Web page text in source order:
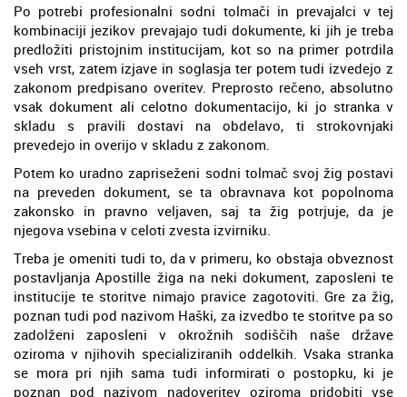
Po potrebi profesionalni sodni tolmači in prevajalci v tej
kombinaciji jezikov prevajajo tudi dokumente, ki jih je treba
predložiti pristojnim institucijam, kot so na primer potrdila
vseh vrst, zatem izjave in soglasja ter potem tudi izvedejo z
zakonom predpisano overitev. Preprosto rečeno, absolutno
vsak dokument ali celotno dokumentacijo, ki jo stranka v
skladu s pravili dostavi na obdelavo, ti strokovnjaki
prevedejo in overijo v skladu z zakonom.
Potem ko uradno zapriseženi sodni tolmač svoj žig postavi
na preveden dokument, se ta obravnava kot popolnoma
zakonsko in pravno veljaven, saj ta žig potrjuje, da je
njegova vsebina v celoti zvesta izvirniku.
Treba je omeniti tudi to, da v primeru, ko obstaja obveznost
postavljanja Apostille žiga na neki dokument, zaposleni te
institucije te storitve nimajo pravice zagotoviti. Gre za žig,
poznan tudi pod nazivom Haški, za izvedbo te storitve pa so
zadolženi zaposleni v okrožnih sodiščih naše države
oziroma v njihovih specializiranih oddelkih. Vsaka stranka
se mora pri njih sama tudi informirati o postopku, ki je
poznan pod nazivom nadoveritev oziroma pridobiti vse